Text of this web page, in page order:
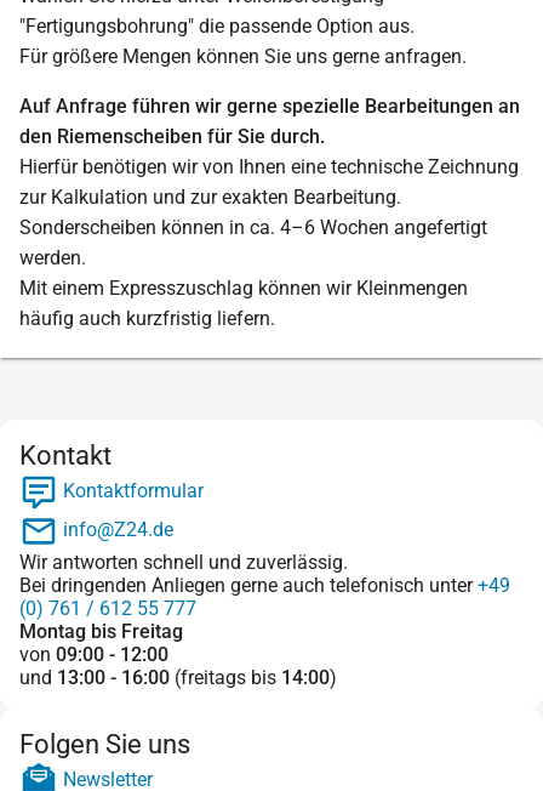
"Fertigungsbohrung" die passende Option aus.
Für größere Mengen können Sie uns gerne anfragen.
Auf Anfrage führen wir gerne spezielle Bearbeitungen an
den Riemenscheiben für Sie durch.
Hierfür benötigen wir von Ihnen eine technische Zeichnung
zur Kalkulation und zur exakten Bearbeitung.
Sonderscheiben können in ca. 4–6 Wochen angefertigt
werden.
Mit einem Expresszuschlag können wir Kleinmengen
häufig auch kurzfristig liefern.
Kontakt
Kontaktformular
info@Z24.de
Wir antworten schnell und zuverlässig.
Bei dringenden Anliegen gerne auch telefonisch unter+49
(0) 761 / 612 55 777
Montag bis Freitag
von 09:00 - 12:00
und 13:00 - 16:00 (freitags bis 14:00)
Folgen Sie uns
Newsletter